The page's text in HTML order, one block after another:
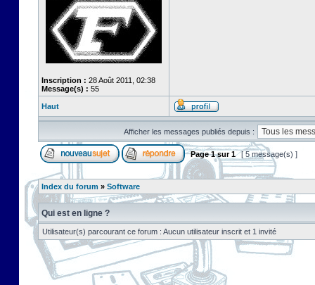
Inscription : 28 Août 2011, 02:38
Message(s) : 55
Haut
Afficher les messages publiés depuis :
Page1sur1 [ 5 message(s) ]
Index du forum » Software
Qui est en ligne ?
Utilisateur(s) parcourant ce forum : Aucun utilisateur inscrit et 1 invité